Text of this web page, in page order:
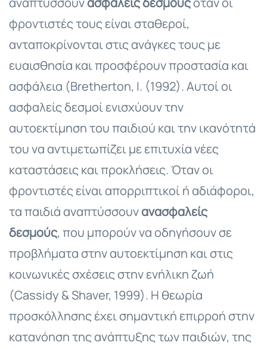
φροντιστές τους είναι σταθεροί,
ανταποκρίνονται στις ανάγκες τους με
ευαισθησία και προσφέρουν προστασία και
ασφάλεια (Bretherton, I. (1992). Αυτοί οι
ασφαλείς δεσμοί ενισχύουν την
αυτοεκτίμηση του παιδιού και την ικανότητά
του να αντιμετωπίζει με επιτυχία νέες
καταστάσεις και προκλήσεις. Όταν οι
φροντιστές είναι απορριπτικοί ή αδιάφοροι,
τα παιδιά αναπτύσσουνανασφαλείς
δεσμούς, που μπορούν να οδηγήσουν σε
προβλήματα στην αυτοεκτίμηση και στις
κοινωνικές σχέσεις στην ενήλικη ζωή
(Cassidy & Shaver, 1999). Η θεωρία
προσκόλλησης έχει σημαντική επιρροή στην
κατανόηση της ανάπτυξης των παιδιών, της